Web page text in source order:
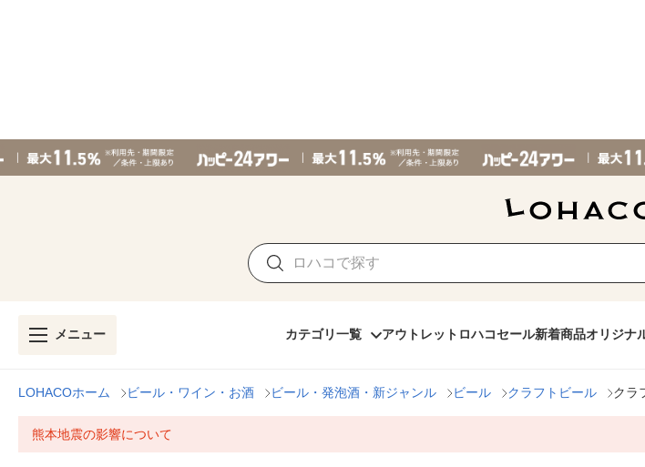
メニュー カテゴリ一覧 アウトレット ロハコセール新着商品オリジナ
LOHACOホーム ビール・ワイン・お酒 ビール・発泡酒・新ジャンル ビール クラフトビール クラ
熊本地震の影響について